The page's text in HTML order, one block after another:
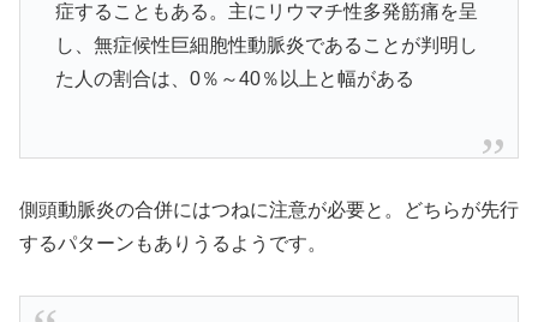
症することもある。主にリウマチ性多発筋痛を呈
し、無症候性巨細胞性動脈炎であることが判明し
た人の割合は、0％～40％以上と幅がある
側頭動脈炎の合併にはつねに注意が必要と。どちらが先行
するパターンもありうるようです。